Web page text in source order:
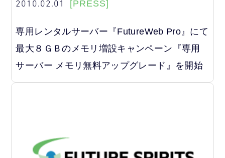
2010.02.01 [PRESS]
専用レンタルサーバー『FutureWeb Pro』にて
最大８ＧＢのメモリ増設キャンペーン『専用
サーバー メモリ無料アップグレード』を開始